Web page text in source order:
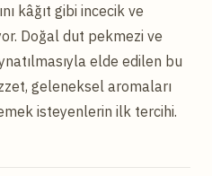
kâğıt gibi incecik ve
Doğal dut pekmezi ve
elde edilen bu
geleneksel aromaları
isteyenlerin ilk tercihi.